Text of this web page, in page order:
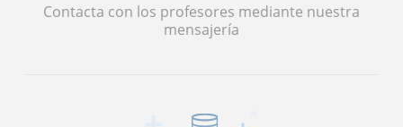
Contacta con los profesores mediante nuestra
mensajería